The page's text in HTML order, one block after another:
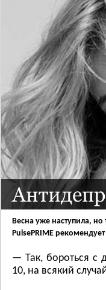
Весна уже наступила,
PulsePRIME
— Так, бороться с
10, на всякий